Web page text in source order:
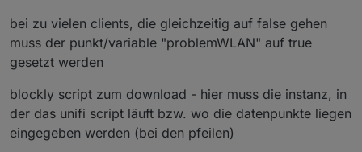
bei zu vielen clients, die gleichzeitig auf false gehen
muss der punkt/variable "problemWLAN" auf true
gesetzt werden
blockly script zum download - hier muss die instanz, in
der das unifi script läuft bzw. wo die datenpunkte liegen
eingegeben werden (bei den pfeilen)